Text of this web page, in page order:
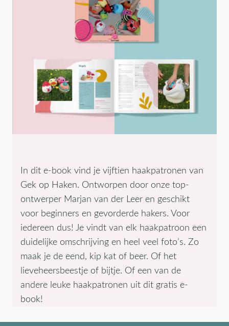
In dit e-book vind je vijftien haakpatronen van
Gek op Haken. Ontworpen door onze top-
ontwerper Marjan van der Leer en geschikt
voor beginners en gevorderde hakers. Voor
iedereen dus! Je vindt van elk haakpatroon een
duidelijke omschrijving en heel veel foto’s. Zo
maak je de eend, kip kat of beer. Of het
lieveheersbeestje of bijtje. Of een van de
andere leuke haakpatronen uit dit gratis e-
book!